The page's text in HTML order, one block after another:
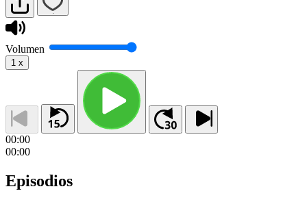
Volumen
1 x
00:00
00:00
Episodios